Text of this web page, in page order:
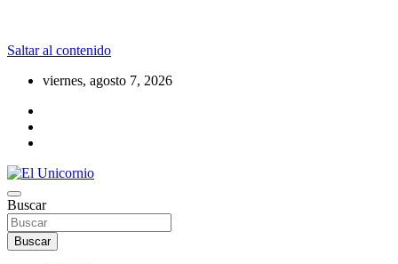
Saltar al contenido
viernes, agosto 7, 2026
El Unicornio
La realidad supera la fantasía
Buscar
Buscar